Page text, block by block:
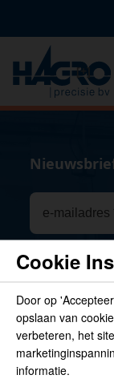
[+]
inschrijven
Door inschrijving
privacyverklaring
Cookie
Door op
opslaan van
verbeteren, het
informatie.